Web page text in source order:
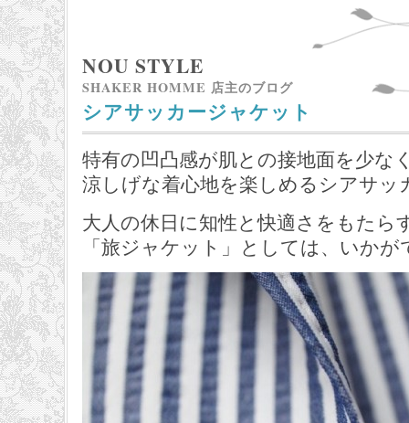
NOU STYLE
SHAKER HOMME 店主のブログ
シアサッカージャケット
特有の凹凸感が肌との接地面を少な
涼しげな着心地を楽しめるシアサッ
大人の休日に知性と快適さをもたら
「旅ジャケット」としては、いか